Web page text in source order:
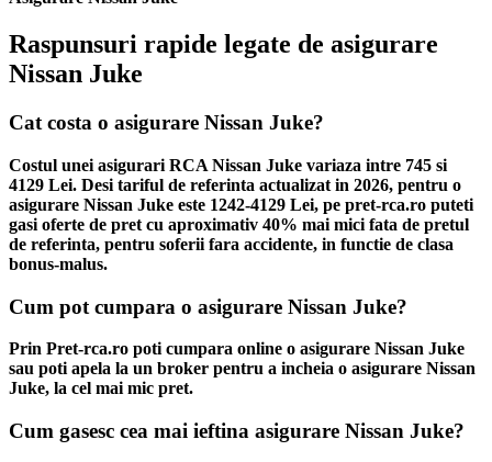
Raspunsuri rapide legate de asigurare
Nissan Juke
Cat costa o asigurare Nissan Juke?
Costul unei asigurari RCA Nissan Juke variaza intre 745 si
4129 Lei. Desi tariful de referinta actualizat in 2026, pentru o
asigurare Nissan Juke este 1242-4129 Lei, pe pret-rca.ro puteti
gasi oferte de pret cu aproximativ 40% mai mici fata de pretul
de referinta, pentru soferii fara accidente, in functie de clasa
bonus-malus.
Cum pot cumpara o asigurare Nissan Juke?
Prin Pret-rca.ro poti cumpara online o asigurare Nissan Juke
sau poti apela la un broker pentru a incheia o asigurare Nissan
Juke, la cel mai mic pret.
Cum gasesc cea mai ieftina asigurare Nissan Juke?